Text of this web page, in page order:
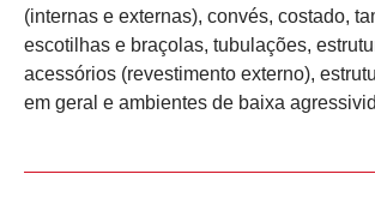
(internas e externas), convés, costado,
escotilhas e braçolas, tubulações,
acessórios (revestimento externo),
em geral e ambientes de baixa